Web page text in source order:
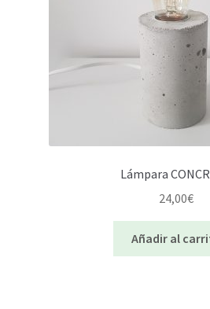
Lámpara
24,00€
Añadir al